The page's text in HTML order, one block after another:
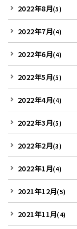
2022年8月(5)
2022年7月(4)
2022年6月(4)
2022年5月(5)
2022年4月(4)
2022年3月(5)
2022年2月(3)
2022年1月(4)
2021年12月(5)
2021年11月(4)